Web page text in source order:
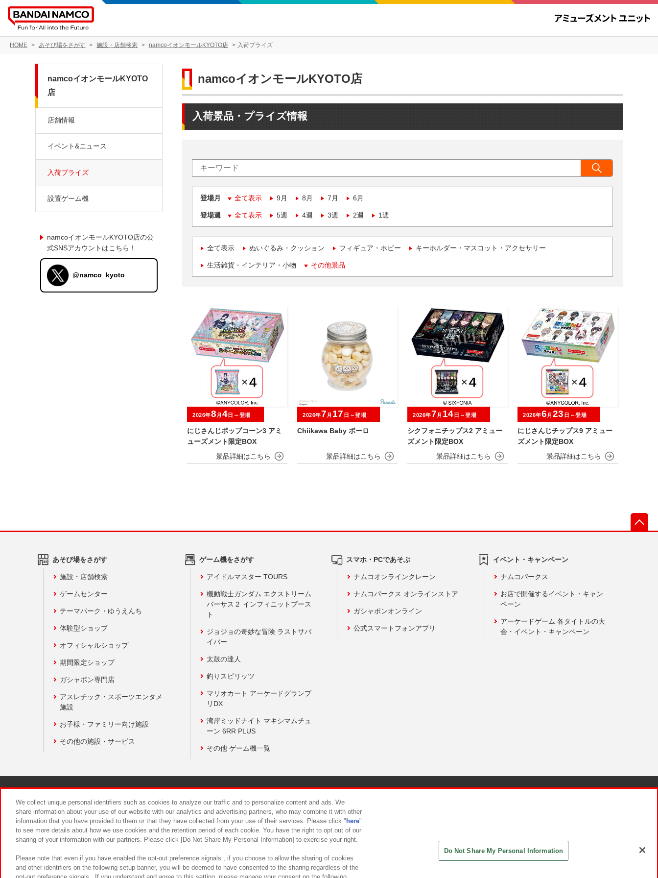
HOME あそび場をさがす 施設・店舗検索 namcoイオンモールKYOTO店 入荷プライズ
namcoイオンモールKYOTO店
入荷景品・プライズ情報
登場月 全て表示 9月 8月 7月 6月
登場週 全て表示 5週 4週 3週 2週 1週
全て表示 ぬいぐるみ・クッション フィギュア・ホビー キーホルダー・マスコット・アクセサリー
生活雑貨・インテリア・小物 その他景品
にじさんじポップコーン3 アミ
ューズメント限定BOX
2026年8 月 4日～登場
Chiikawa Baby ボーロ
2026年7 月 17 日～登場
シクフォニチップス2 アミュー
ズメント限定BOX
2026年7 月 14 日～登場
にじさんじチップス9 アミュー
ズメント限定BOX
2026年6 月 23 日～登場
namcoイオンモールKYOTO
店
店舗情報
イベント&ニュース
入荷プライズ
設置ゲーム機
namcoイオンモールKYOTO店の公
式SNSアカウントはこちら！
@namco_kyoto
あそび場をさがす
施設・店舗検索
ゲームセンター
テーマパーク・ゆうえんち
体験型ショップ
オフィシャルショップ
期間限定ショップ
ガシャポン専門店
アスレチック・スポーツエンタメ
施設
お子様・ファミリー向け施設
その他の施設・サービス
ゲーム機をさがす
アイドルマスター TOURS
機動戦士ガンダム エクストリーム
バーサス２ インフィニットブース
ト
ジョジョの奇妙な冒険 ラストサバ
イバー
太鼓の達人
釣りスピリッツ
マリオカート アーケードグランプ
リDX
湾岸ミッドナイト マキシマムチュ
ーン 6RR PLUS
その他 ゲーム機一覧
スマホ・PCであそぶ
ナムコオンラインクレーン
ナムコパークス オンラインストア
ガシャポンオンライン
公式スマートフォンアプリ
イベント・キャンペーン
ナムコパークス
お店で開催するイベント・キャン
ペーン
アーケードゲーム 各タイトルの大
会・イベント・キャンペーン
食品のご提供について カスタマーハラスメント対応方針
We collect unique personal identifiers such as cookies to analyze our traffic and to personalize content and ads. We
share information about your use of our website with our analytics and advertising partners, who may combine it with other
information that you have provided to them or that they have collected from your use of their services. Please click " here"
to see more details about how we use cookies and the retention period of each cookie. You have the right to opt out of our
sharing of your information with our partners. Please click [Do Not Share My Personal Information] to exercise your right.
Please note that even if you have enabled the opt-out preference signals , if you choose to allow the sharing of cookies
and other identifiers on the following setup banner, you will be deemed to have consented to the sharing regardless of the
Do Not Share My Personal Information